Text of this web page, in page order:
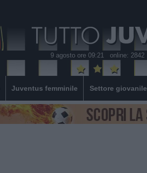
9 agosto ore 09:21 online: 2842
Juventus femminile Settore giovanile